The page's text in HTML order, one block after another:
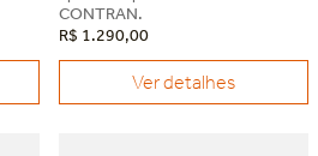
CONTRAN.
R$ 1.290,00
Ver detalhes